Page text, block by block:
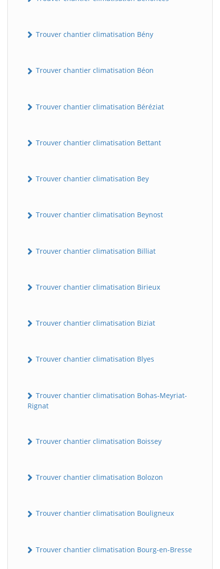
Trouver chantier climatisation Bény
Trouver chantier climatisation Béon
Trouver chantier climatisation Béréziat
Trouver chantier climatisation Bettant
Trouver chantier climatisation Bey
Trouver chantier climatisation Beynost
Trouver chantier climatisation Billiat
Trouver chantier climatisation Birieux
Trouver chantier climatisation Biziat
Trouver chantier climatisation Blyes
Trouver chantier climatisation Bohas-Meyriat-
Rignat
Trouver chantier climatisation Boissey
Trouver chantier climatisation Bolozon
Trouver chantier climatisation Bouligneux
Trouver chantier climatisation Bourg-en-Bresse